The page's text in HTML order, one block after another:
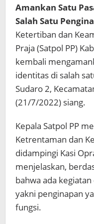
Amankan Satu
Salah Satu
Ketertiban dan
Praja (Satpol PP)
kembali
identitas di salah
Sudaro 2,
(21/7/2022) siang.
Kepala Satpol PP
Ketrentaman dan
didampingi Kasi
menjelaskan,
bahwa ada
yakni penginapan
fungsi.